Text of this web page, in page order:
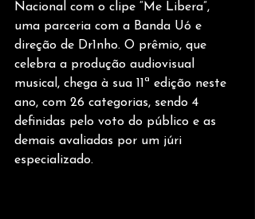
Nacional com o clipe “Me Libera”,
uma parceria com a Banda Uó e
direção de Dr1nho. O prêmio, que
celebra a produção audiovisual
musical, chega à sua 11ª edição neste
ano, com 26 categorias, sendo 4
definidas pelo voto do público e as
demais avaliadas por um júri
especializado.